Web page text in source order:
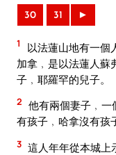
30 31 ►
1
以法蓮山地有一個
加拿﹐是以法蓮人蘇
子﹐耶羅罕的兒子。
2 他有兩個妻子﹐一
有孩子﹐哈拿沒有孩
3 這人年年從本城上